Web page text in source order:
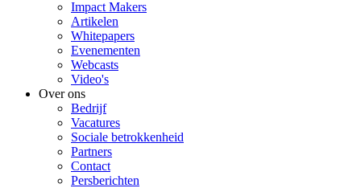
Impact Makers
Artikelen
Whitepapers
Evenementen
Webcasts
Video's
Over ons
Bedrijf
Vacatures
Sociale betrokkenheid
Partners
Contact
Persberichten